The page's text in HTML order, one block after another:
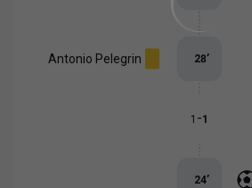
Antonio Pelegrin 28’
1 -1
24’